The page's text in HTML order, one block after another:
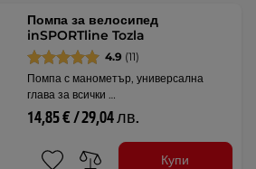
Помпа за велосипед
inSPORTline Tozla
4.9 (11)
Помпа с манометър, универсална
глава за всички …
14,85 € / 29,04 лв.
Купи